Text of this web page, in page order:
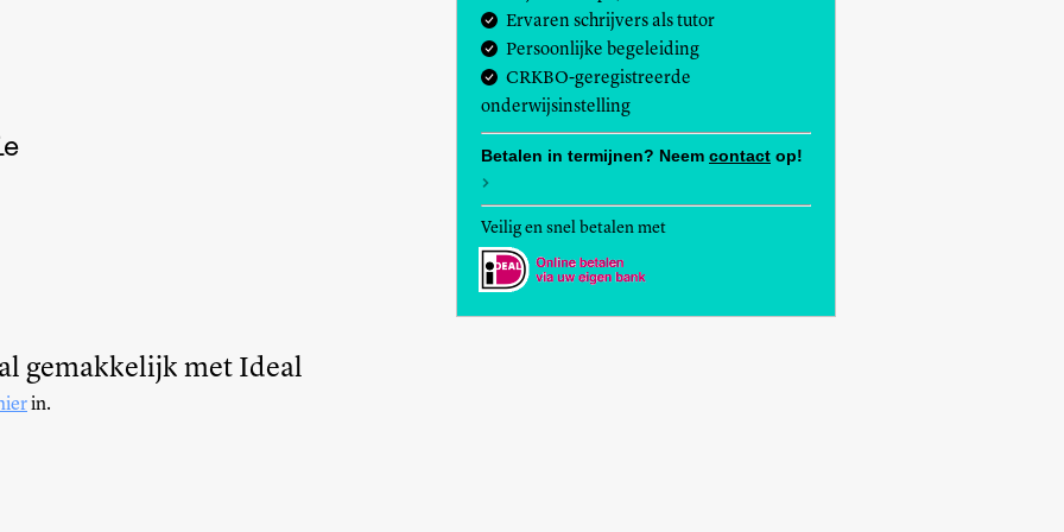
gemakkelijk met Ideal
in.
Ervaren schrijvers als tutor
Persoonlijke begeleiding
CRKBO-geregistreerde
onderwijsinstelling
Betalen in termijnen? Neem contact op!
Veilig en snel betalen met